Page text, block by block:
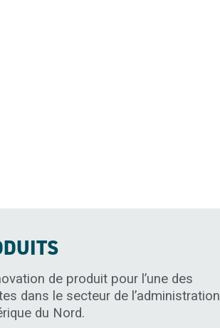
de produit pour l’une des
dans le secteur de l’administration
du Nord.